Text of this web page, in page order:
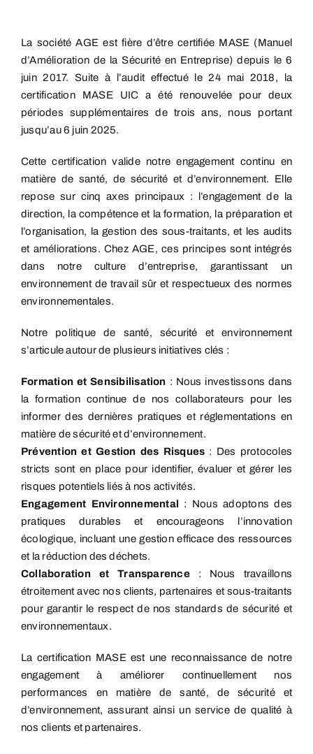
La société AGE est fière d’être certifiée MASE (Manuel
d’Amélioration de la Sécurité en Entreprise) depuis le 6
juin 2017. Suite à l’audit effectué le 24 mai 2018, la
certification MASE UIC a été renouvelée pour deux
périodes supplémentaires de trois ans, nous portant
jusqu’au 6 juin 2025.
Cette certification valide notre engagement continu en
matière de santé, de sécurité et d’environnement. Elle
repose sur cinq axes principaux : l’engagement de la
direction, la compétence et la formation, la préparation et
l’organisation, la gestion des sous-traitants, et les audits
et améliorations. Chez AGE, ces principes sont intégrés
dans notre culture d’entreprise, garantissant un
environnement de travail sûr et respectueux des normes
environnementales.
Notre politique de santé, sécurité et environnement
s’articule autour de plusieurs initiatives clés :
Formation et Sensibilisation : Nous investissons dans
la formation continue de nos collaborateurs pour les
informer des dernières pratiques et réglementations en
matière de sécurité et d’environnement.
Prévention et Gestion des Risques : Des protocoles
stricts sont en place pour identifier, évaluer et gérer les
risques potentiels liés à nos activités.
Engagement Environnemental : Nous adoptons des
pratiques durables et encourageons l’innovation
écologique, incluant une gestion efficace des ressources
et la réduction des déchets.
Collaboration et Transparence: Nous travaillons
étroitement avec nos clients, partenaires et sous-traitants
pour garantir le respect de nos standards de sécurité et
environnementaux.
La certification MASE est une reconnaissance de notre
engagement à améliorer continuellement nos
performances en matière de santé, de sécurité et
d’environnement, assurant ainsi un service de qualité à
nos clients et partenaires.